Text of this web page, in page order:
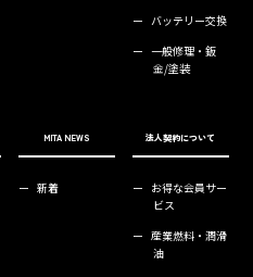
ー バッテリー交換
ー 一般修理・鈑
金/塗装
MITA NEWS
ー 新着
法人契約について
ー お得な会員サー
ビス
ー 産業燃料・潤滑
油